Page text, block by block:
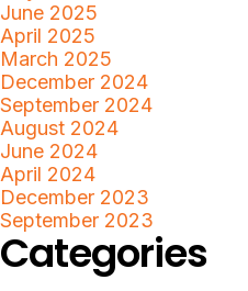
June 2025
April 2025
March 2025
December 2024
September 2024
August 2024
June 2024
April 2024
December 2023
September 2023
Categories